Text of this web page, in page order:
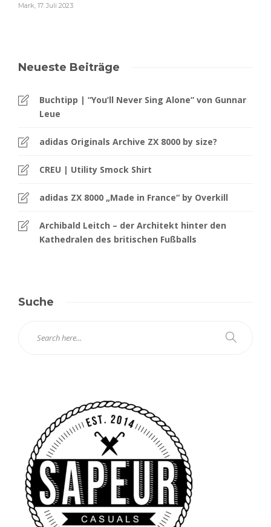
Mark 17. Juli 2023
Neueste Beiträge
Buchtipp | “You’ll Never Sing Alone” von Gunnar
Leue
adidas Originals Archive ZX 8000 by size?
CREU | Utility Smock Shirt
adidas ZX 8000 „Made in France“ by Overkill
Archibald Leitch – der Architekt hinter den
Kathedralen des britischen Fußballs
Suche